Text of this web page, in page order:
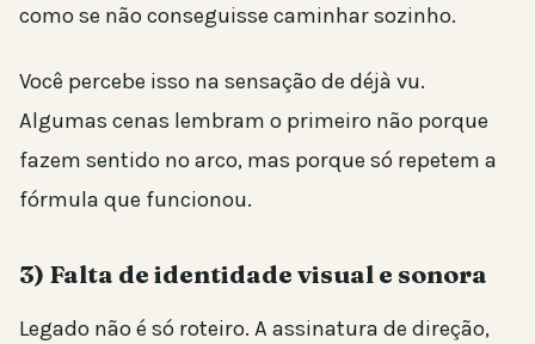
como se não conseguisse caminhar sozinho.
Você percebe isso na sensação de déjà vu.
Algumas cenas lembram o primeiro não porque
fazem sentido no arco, mas porque só repetem a
fórmula que funcionou.
3) Falta de identidade visual e sonora
Legado não é só roteiro. A assinatura de direção,